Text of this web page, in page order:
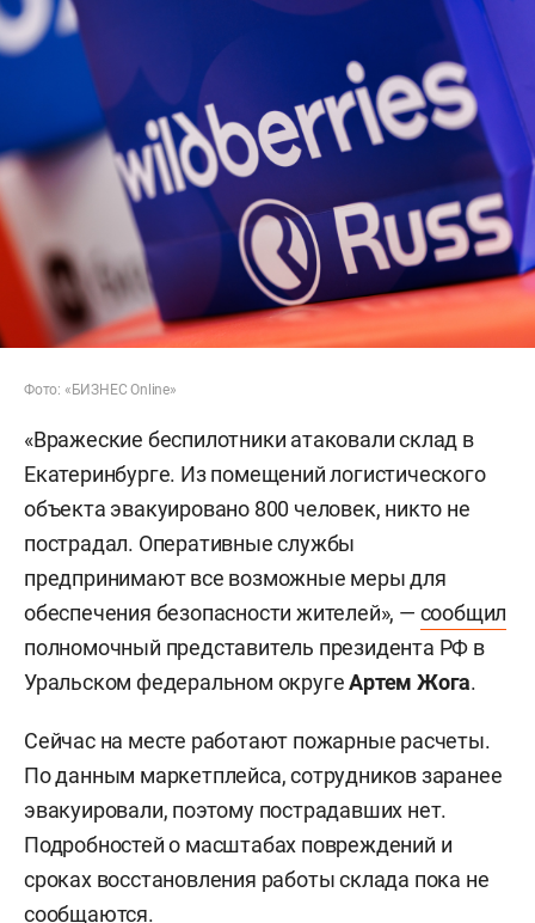
Фото: «БИЗНЕС Online»
«Вражеские беспилотники атаковали склад в
Екатеринбурге. Из помещений логистического
объекта эвакуировано 800 человек, никто не
пострадал. Оперативные службы
предпринимают все возможные меры для
обеспечения безопасности жителей», — сообщил
полномочный представитель президента РФ в
Уральском федеральном округеАртем Жога.
Сейчас на месте работают пожарные расчеты.
По данным маркетплейса, сотрудников заранее
эвакуировали, поэтому пострадавших нет.
Подробностей о масштабах повреждений и
сроках восстановления работы склада пока не
сообщаются.